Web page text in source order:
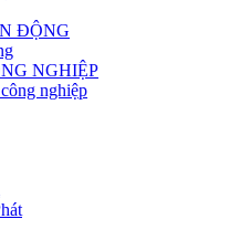
ĐỘNG
NGHIỆP
nghiệp